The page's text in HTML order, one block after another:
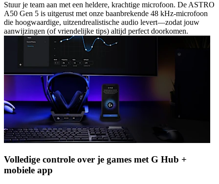
Stuur je team aan met een heldere, krachtige microfoon. De ASTRO
A50 Gen 5 is uitgerust met onze baanbrekende 48 kHz-microfoon
die hoogwaardige, uitzendrealistische audio levert—zodat jouw
aanwijzingen (of vriendelijke tips) altijd perfect doorkomen.
Volledige controle over je games met G Hub +
mobiele app